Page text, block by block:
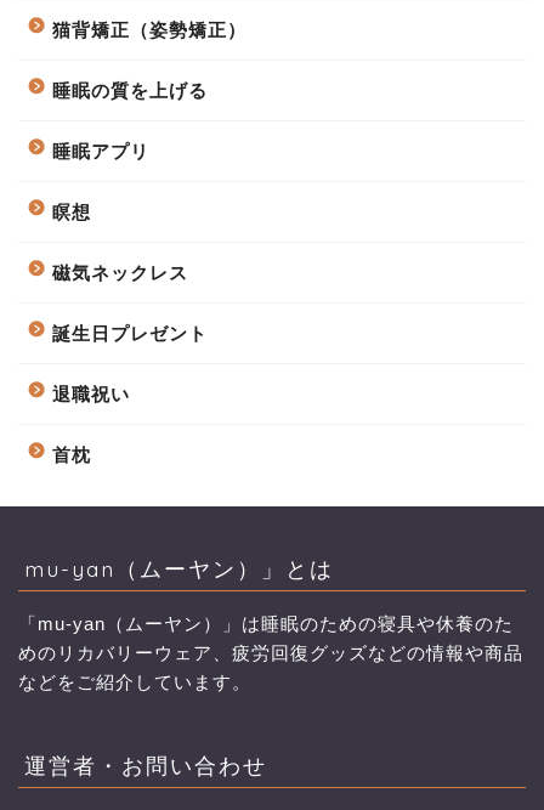
猫背矯正（姿勢矯正）
睡眠の質を上げる
睡眠アプリ
瞑想
磁気ネックレス
誕生日プレゼント
退職祝い
首枕
mu-yan（ムーヤン）」とは
「mu-yan（ムーヤン）」は睡眠のための寝具や休養のた
めのリカバリーウェア、疲労回復グッズなどの情報や商品
などをご紹介しています。
運営者・お問い合わせ